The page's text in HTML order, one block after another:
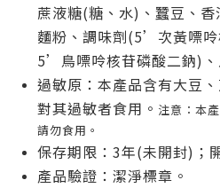
蔗液糖(糖、水)、蠶豆、香
麵粉、調味劑(5’次黃嘌呤
5’鳥嘌呤核苷磷酸二鈉)、
過敏原：本產品含有大豆
對其過敏者食用。 注意：本
請勿食用。
保存期限：3年(未開封)；
產品驗證：潔淨標章。